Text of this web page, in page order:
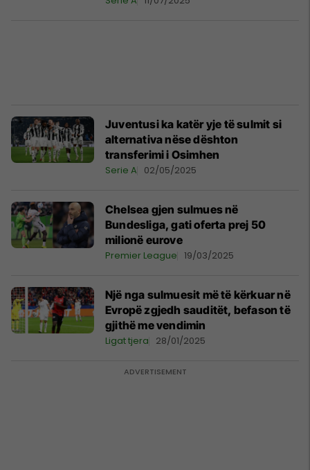
Juventusi ka katër yje të sulmit si
alternativa nëse dështon
transferimi i Osimhen
Serie A 02/05/2025
Chelsea gjen sulmues në
Bundesliga, gati oferta prej 50
milionë eurove
Premier League 19/03/2025
Një nga sulmuesit më të kërkuar në
Evropë zgjedh sauditët, befason të
gjithë me vendimin
Ligat tjera 28/01/2025